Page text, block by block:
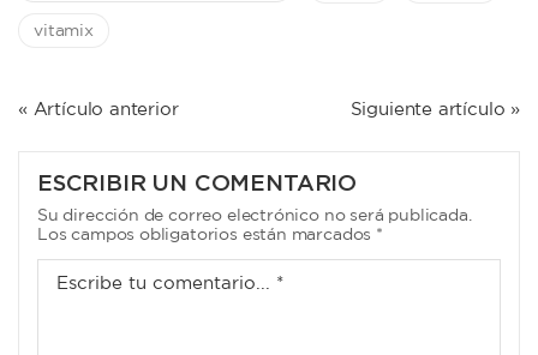
vitamix
NAVEGACIÓN
ENTRADAS
« Artículo anterior Siguiente artículo »
ESCRIBIR UN COMENTARIO
Su dirección de correo electrónico no será publicada.
Los campos obligatorios están marcados *